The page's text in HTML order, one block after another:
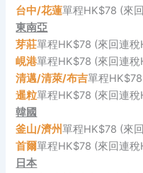
台中/花蓮單程HK$78 (來
東南亞
芽莊單程HK$78 (來回連
峴港單程HK$78 (來回連
清邁/清萊/布吉單程
暹粒單程HK$78 (來回連稅
韓國
釜山/濟州單程HK$78 (來
首爾單程HK$78 (來回連稅
日本